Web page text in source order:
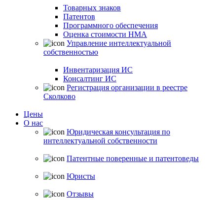
Товарных знаков
Патентов
Программного обеспечения
Оценка стоимости НМА
Управление интеллектуальной
собственностью
Инвентаризация ИС
Консалтинг ИС
Регистрация организации в реестре
Сколково
Цены
О нас
Юридическая консультация по
интеллектуальной собственности
Патентные поверенные и патентоведы
Юристы
Отзывы